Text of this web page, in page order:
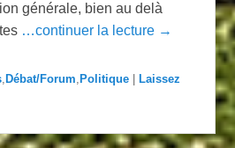
générale, bien au delà
…continuer la lecture →
, Débat/Forum, Politique
Laissez